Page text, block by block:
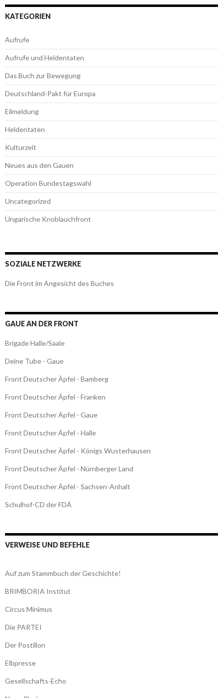
KATEGORIEN
Aufrufe
Aufrufe und Heldentaten
Das Buch zur Bewegung
Deutschland-Pakt für Europa
Eilmeldung
Heldentaten
Kulturzeit
Neues aus den Gauen
Operation Bundestagswahl
Uncategorized
Ungarische Knoblauchfront
SOZIALE NETZWERKE
Die Front im Angesicht des Buches
GAUE AN DER FRONT
Brigade Halle/Saale
Deine Tube - Gaue
Front Deutscher Äpfel - Bamberg
Front Deutscher Äpfel - Franken
Front Deutscher Äpfel - Gaue
Front Deutscher Äpfel - Halle
Front Deutscher Äpfel - Königs Wusterhausen
Front Deutscher Äpfel - Nürnberger Land
Front Deutscher Äpfel - Sachsen-Anhalt
Schulhof-CD der FDÄ
VERWEISE UND BEFEHLE
Auf zum Stammbuch der Geschichte!
BRIMBORIA Institut
Circus Minimus
Die PARTEI
Der Postillon
Elbpresse
Gesellschafts-Echo